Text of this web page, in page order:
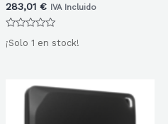
283,01 € IVA Incluido
Valorado
con
¡Solo 1 en stock!